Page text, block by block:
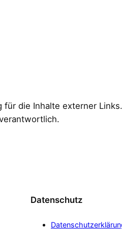
die Inhalte externer
Datenschutz